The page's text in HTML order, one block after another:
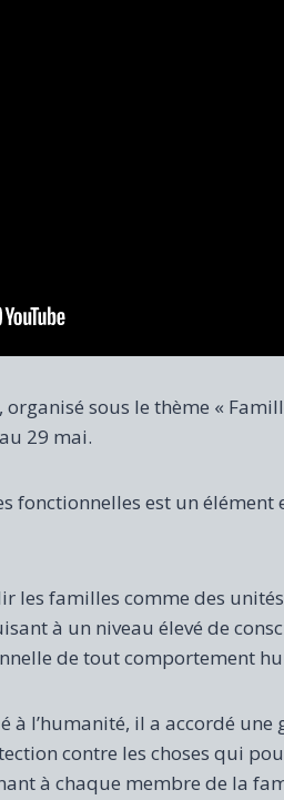
organisé sous le thème «
29 mai.
fonctionnelles est un élément
les familles comme des
à un niveau élevé de
de tout comportement
à l’humanité, il a accordé
contre les choses qui
à chaque membre de la